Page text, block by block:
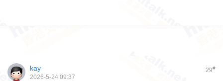
29#
kay
2026-5-24 09:37